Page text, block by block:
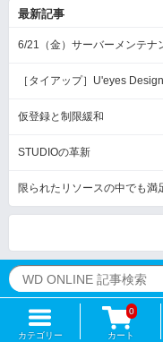
最新記事
6/21（金）サーバーメンテナ
［タイアップ］U'eyes
仮登録と制限緩和
STUDIOの革新
限られたリソースの中でも満
カテゴリー カート
0